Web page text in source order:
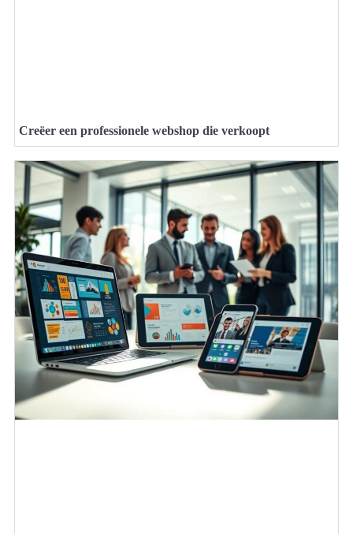
Creëer een professionele webshop die verkoopt